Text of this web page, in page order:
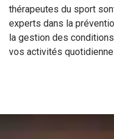
thérapeutes du sport
experts dans la
la gestion des
vos activités